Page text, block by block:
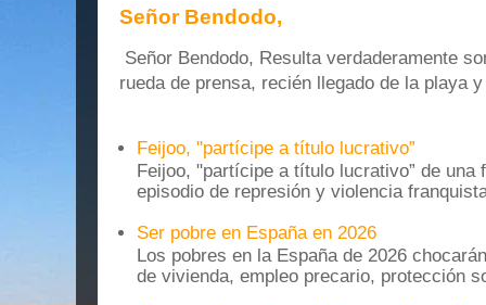
Señor Bendodo,
Señor Bendodo, Resulta verdaderamente
rueda de prensa, recién llegado de la playa
Feijoo, "partícipe a título lucrativo”
Feijoo, "partícipe a título lucrativo” de una
episodio de represión y violencia
Ser pobre en España en 2026
Los pobres en la España de 2026
de vivienda, empleo precario, protección